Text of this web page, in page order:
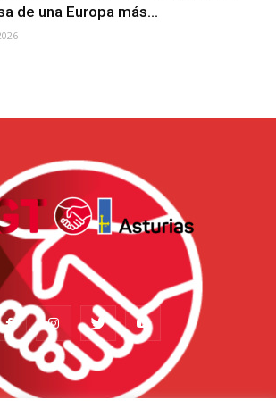
de una Europa más...